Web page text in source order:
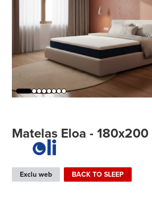
Matelas Eloa - 180x200
Exclu web BACK TO SLEEP